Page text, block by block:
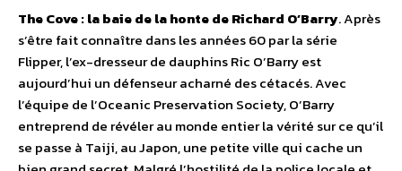
The Cove : la baie de la honte de Richard O’Barry. Après
s’être fait connaître dans les années 60 par la série
Flipper, l’ex-dresseur de dauphins Ric O’Barry est
aujourd’hui un défenseur acharné des cétacés. Avec
l’équipe de l’Oceanic Preservation Society, O’Barry
entreprend de révéler au monde entier la vérité sur ce qu’il
se passe à Taiji, au Japon, une petite ville qui cache un